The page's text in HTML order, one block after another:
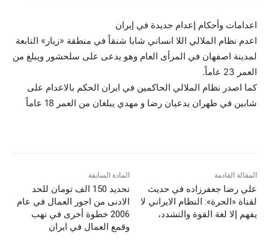
اعدامات وأحكام إعدام جديدة في إيران
اعدم نظام الملالي اللا انساني شابا شنقاً في منطقة «زيار» التابعة
لمدينة اصفهان في المرأى العام وهو يدعى على سلحشور ويبلغ من
العمر 23 عاماً.
كما اصدر نظام الملالي الحاكمين في ايران الحكم بالاعدام على
شابين في طهران يدعيان رضا و مهدي يبلغان من العمر 18 عاماً
المادة السابقة
تحديد 150 الف تومان للحد
الادنى من اجور العمال في عام
2006 خطوة أخرى في نهب
وقمع العمال في ايران
المقالة القادمة
علي رضا جعفرزاده في حديث
لقناة «الحرة»: النظام الايراني لا
يفهم إلا لغة القوة والتشدد،